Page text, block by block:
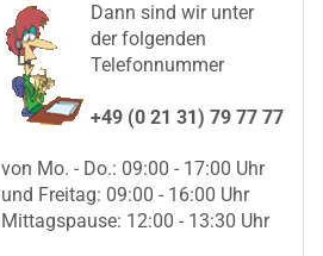
Dann sind wir unter
der folgenden
Telefonnummer
+49 (0 21 31) 79 77 77
von Mo. - Do.: 09:00 - 17:00 Uhr
und Freitag: 09:00 - 16:00 Uhr
Mittagspause: 12:00 - 13:30 Uhr